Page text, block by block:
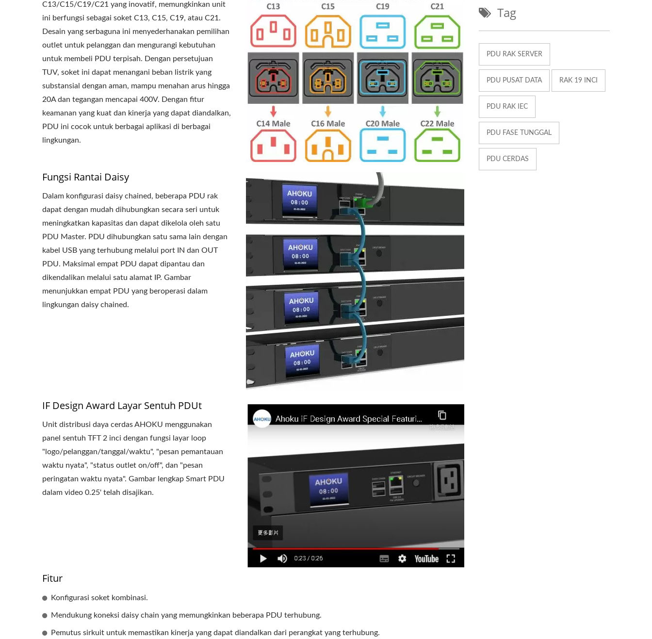
C13/C15/C19/C21 yang inovatif, memungkinkan unit
ini berfungsi sebagai soket C13, C15, C19, atau C21.
Desain yang serbaguna ini menyederhanakan pemilihan
outlet untuk pelanggan dan mengurangi kebutuhan
untuk membeli PDU terpisah. Dengan persetujuan
TUV, soket ini dapat menangani beban listrik yang
substansial dengan aman, mampu menahan arus hingga
20A dan tegangan mencapai 400V. Dengan fitur
keamanan yang kuat dan kinerja yang dapat diandalkan,
PDU ini cocok untuk berbagai aplikasi di berbagai
lingkungan.
Fungsi Rantai Daisy
Dalam konfigurasi daisy chained, beberapa PDU rak
dapat dengan mudah dihubungkan secara seri untuk
meningkatkan kapasitas dan dapat dikelola oleh satu
PDU Master. PDU dihubungkan satu sama lain dengan
kabel USB yang terhubung melalui port IN dan OUT
PDU. Maksimal empat PDU dapat dipantau dan
dikendalikan melalui satu alamat IP. Gambar
menunjukkan empat PDU yang beroperasi dalam
lingkungan daisy chained.
IF Design Award Layar Sentuh PDUt
Unit distribusi daya cerdas AHOKU menggunakan
panel sentuh TFT 2 inci dengan fungsi layar loop
"logo/pelanggan/tanggal/waktu", "pesan pemantauan
waktu nyata", "status outlet on/off", dan "pesan
peringatan waktu nyata". Gambar lengkap Smart PDU
dalam video 0.25' telah disajikan.
Fitur
Konfigurasi soket kombinasi.
Mendukung koneksi daisy chain yang memungkinkan beberapa PDU terhubung.
Pemutus sirkuit untuk memastikan kinerja yang dapat diandalkan dari perangkat yang terhubung.
Tag
PDU RAK SERVER
PDU PUSAT DATA RAK 19 INCI
PDU RAK IEC
PDU FASE TUNGGAL
PDU CERDAS